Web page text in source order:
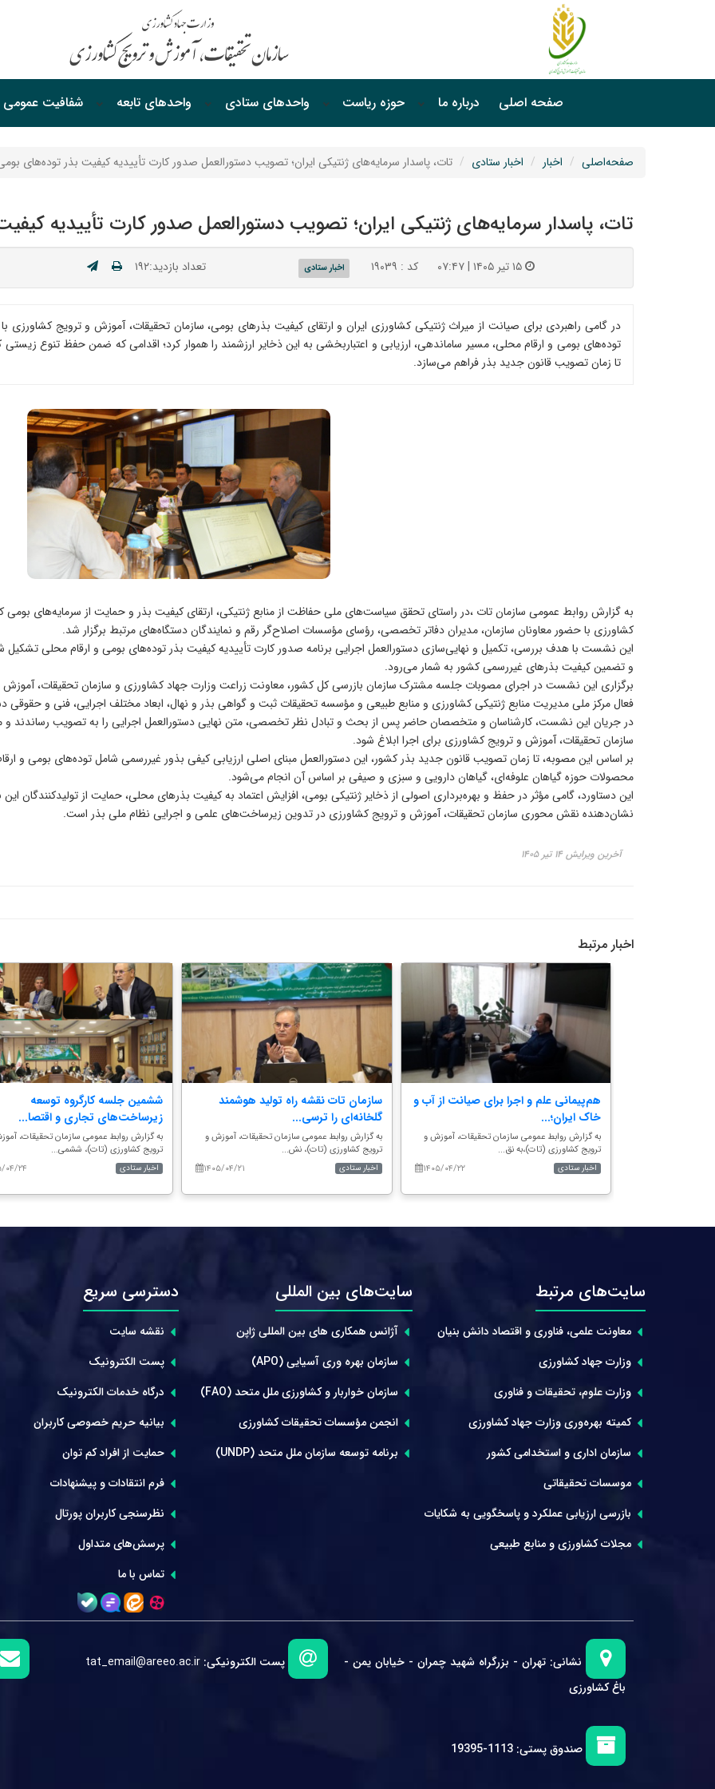
صفحه اصلی درباره ما حوزه ریاست واحدهای ستادی واحدهای‌ تابعه شفافیت‌ عمومی
صفحه‌اصلی اخبار اخبار ستادی تات، پاسدار سرمایه‌های ژنتیکی ایران؛ تصویب دستورالعمل صدور کارت تأییدیه کیفیت بذر توده‌های
تات، پاسدار سرمایه‌های ژنتیکی ایران؛ تصویب دستورالعمل صدور کارت تأییدیه
۱۵ تیر ۱۴۰۵ | ۰۷:۴۷ کد : ۱۹۰۳۹ اخبار ستادی تعداد بازدید:۱۹۲
در گامی راهبردی برای صیانت از میراث ژنتیکی کشاورزی ایران و ارتقای کیفیت بذرهای بومی، سازمان تحقیقات، آموزش و ترویج کشاورزی
توده‌های بومی و ارقام محلی، مسیر ساماندهی، ارزیابی و اعتباربخشی به این ذخایر ارزشمند را هموار کرد؛ اقدامی که ضمن حفظ تنوع زیستی
تا زمان تصویب قانون جدید بذر فراهم می‌سازد.
به گزارش روابط عمومی سازمان تات ،در راستای تحقق سیاست‌های ملی حفاظت از منابع ژنتیکی، ارتقای کیفیت بذر و حمایت از سرمایه‌های
کشاورزی با حضور معاونان سازمان، مدیران دفاتر تخصصی، رؤسای مؤسسات اصلاح‌گر رقم و نمایندگان دستگاه‌های مرتبط برگزار شد.
این نشست با هدف بررسی، تکمیل و نهایی‌سازی دستورالعمل اجرایی برنامه صدور کارت تأییدیه کیفیت بذر توده‌های بومی و ارقام محلی تشکیل
و تضمین کیفیت بذرهای غیررسمی کشور به شمار می‌رود.
فعال مرکز ملی مدیریت منابع ژنتیکی کشاورزی و منابع طبیعی و مؤسسه تحقیقات ثبت و گواهی بذر و نهال، ابعاد مختلف اجرایی، فنی و حقوقی
در جریان این نشست، کارشناسان و متخصصان حاضر پس از بحث و تبادل نظر تخصصی، متن نهایی دستورالعمل اجرایی را به تصویب رساندند
سازمان تحقیقات، آموزش و ترویج کشاورزی برای اجرا ابلاغ شود.
بر اساس این مصوبه، تا زمان تصویب قانون جدید بذر کشور، این دستورالعمل مبنای اصلی ارزیابی کیفی بذور غیررسمی شامل توده‌های بومی و
محصولات حوزه گیاهان علوفه‌ای، گیاهان دارویی و سبزی و صیفی بر اساس آن انجام می‌شود.
این دستاورد، گامی مؤثر در حفظ و بهره‌برداری اصولی از ذخایر ژنتیکی بومی، افزایش اعتماد به کیفیت بذرهای محلی، حمایت از
نشان‌دهنده نقش محوری سازمان تحقیقات، آموزش و ترویج کشاورزی در تدوین زیرساخت‌های علمی و اجرایی نظام ملی بذر است.
آخرین ویرایش ۱۴ تیر ۱۴۰۵
اخبار مرتبط
ششمین جلسه کارگروه توسعه
زیرساخت‌های تجاری و اقتصا...
به گزارش روابط عمومی سازمان تحقیقات،
ترویج کشاورزی (تات)، ششمی...
۱۴۰۵/
اخبار ستادی
سازمان تات نقشه راه تولید هوشمند
گلخانه‌ای را ترسی...
به گزارش روابط عمومی سازمان تحقیقات، آموزش و
ترویج کشاورزی (تات)، نش...
۱۴۰۵/۰۴/۲۱
اخبار ستادی
هم‌پیمانی علم و اجرا برای صیانت از آب و
خاک ایران؛...
به گزارش روابط عمومی سازمان تحقیقات، آموزش و
ترویج کشاورزی (تات)،به نق...
۱۴۰۵/۰۴/۲۲
اخبار ستادی
سایت‌های مرتبط
معاونت علمی، فناوری و اقتصاد دانش بنیان
وزارت جهاد کشاورزی
وزارت علوم، تحقیقات و فناوری
کمیته بهره‌وری وزارت جهاد کشاورزی
سازمان اداری و استخدامی کشور
موسسات تحقیقاتی
بازرسی ارزیابی عملکرد و پاسخگویی به شکایات
مجلات کشاورزی و منابع طبیعی
سایت‌های بین المللی
آژانس همکاری های بین المللی ژاپن
سازمان بهره وری آسیایی (APO)
سازمان خواربار و کشاورزی ملل متحد (FAO)
انجمن مؤسسات تحقیقات کشاورزی
برنامه توسعه سازمان ملل متحد (UNDP)
دسترسی سریع
نقشه سایت
پست الکترونیک
درگاه خدمات الکترونیک
بیانیه حریم خصوصی کاربران
حمایت از افراد کم توان
فرم انتقادات و پیشنهادات
نظرسنجی کاربران پورتال
پرسش‌های متداول
تماس با ما
نشانی:تهران - بزرگراه شهید چمران - خیابان یمن -
باغ کشاورزی
پست الکترونیکی:tat_email@areeo.ac.ir
صندوق پستی: 1113-19395